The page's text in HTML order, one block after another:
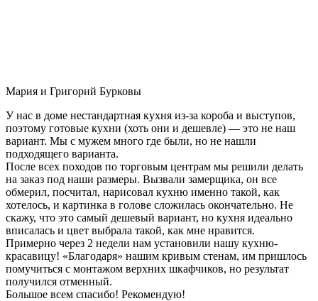
Мария и Григорий Бурковы
У нас в доме нестандартная кухня из-за короба и выступов,
поэтому готовые кухни (хоть они и дешевле) — это не наш
вариант. Мы с мужем много где были, но не нашли
подходящего варианта.
После всех походов по торговым центрам мы решили делать
на заказ под наши размеры. Вызвали замерщика, он все
обмерил, посчитал, нарисовал кухню именно такой, как
хотелось, и картинка в голове сложилась окончательно. Не
скажу, что это самый дешевый вариант, но кухня идеально
вписалась и цвет выбрала такой, как мне нравится.
Примерно через 2 недели нам установили нашу кухню-
красавицу! «Благодаря» нашим кривым стенам, им пришлось
помучиться с монтажом верхних шкафчиков, но результат
получился отменный.
Большое всем спасибо! Рекомендую!